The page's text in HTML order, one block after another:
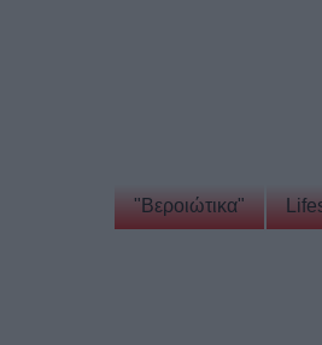
"Βεροιώτικα"